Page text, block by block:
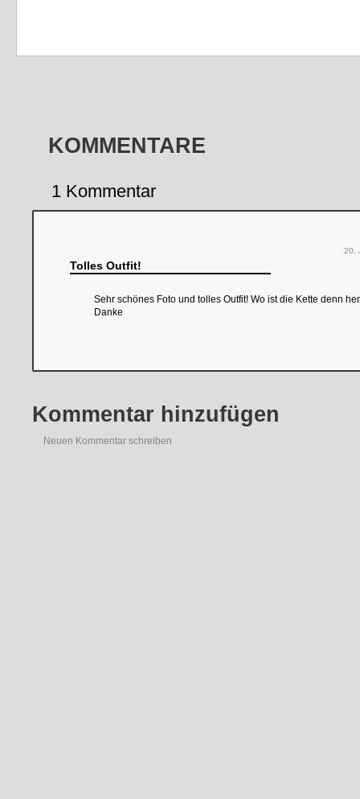
KOMMENTARE
1 Kommentar
Tolles Outfit!
20.
Sehr schönes Foto und tolles Outfit! Wo ist die Kette denn
Danke
Kommentar hinzufügen
Neuen Kommentar schreiben